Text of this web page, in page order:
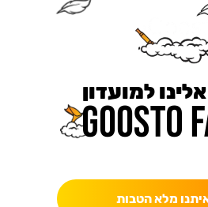
למועדון
מלא הטבות